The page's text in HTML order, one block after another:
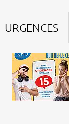
URGENCES